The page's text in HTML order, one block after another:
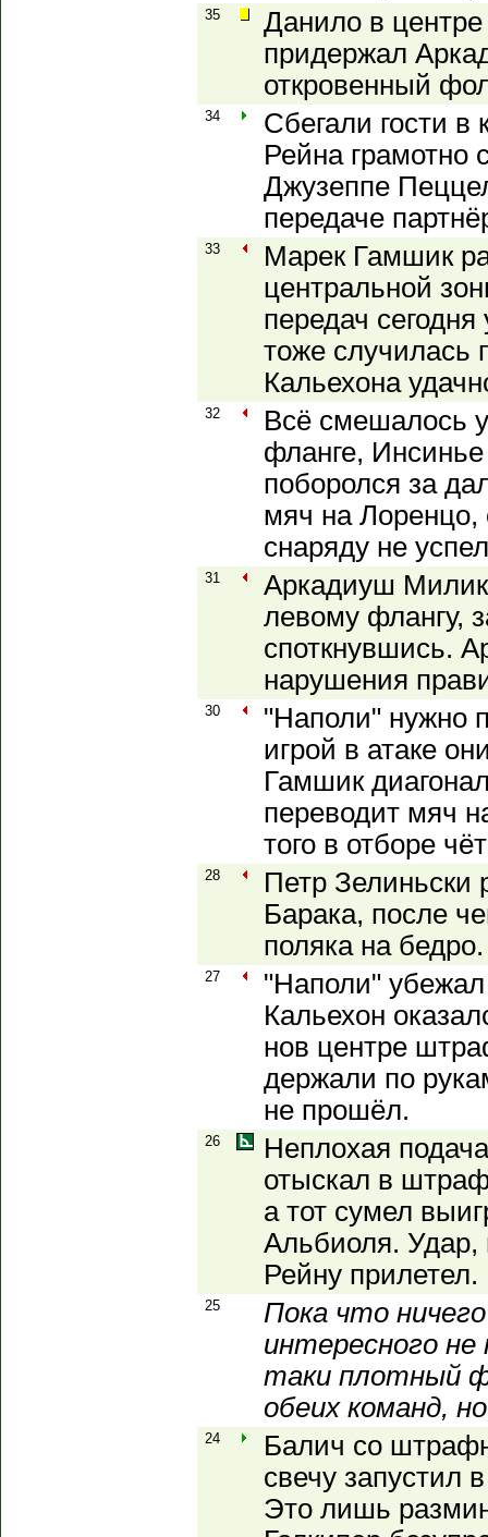
35
Данило в
придержал
откровенный
34
Сбегали гости в
Рейна грамотно
Джузеппе
передаче
33
Марек Гамшик
центральной
передач
тоже случилась
Кальехона
32
Всё смешалось
фланге,
поборолся за
мяч на Лоренцо,
снаряду не
31
Аркадиуш Милик
левому флангу,
споткнувшись.
нарушения
30
"Наполи" нужно
игрой в атаке
Гамшик
переводит мяч
того в отборе
28
Петр Зелиньски
Барака, после
поляка на
27
"Наполи"
Кальехон
нов центре
держали по
не прошёл.
26
Неплохая
отыскал в
а тот сумел
Альбиоля. Удар,
Рейну прилетел.
25
Пока что
интересного не
таки плотный
обеих команд,
24
Балич со
свечу
Это лишь